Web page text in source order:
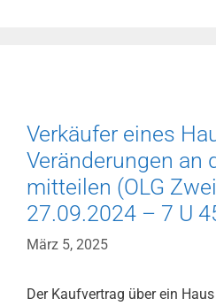
v.
30.01.2025
–
8
U
Verkäufer eines
Veränderungen an
mitteilen (OLG
27.09.2024 – 7 U
März 5, 2025
Der Kaufvertrag über ein